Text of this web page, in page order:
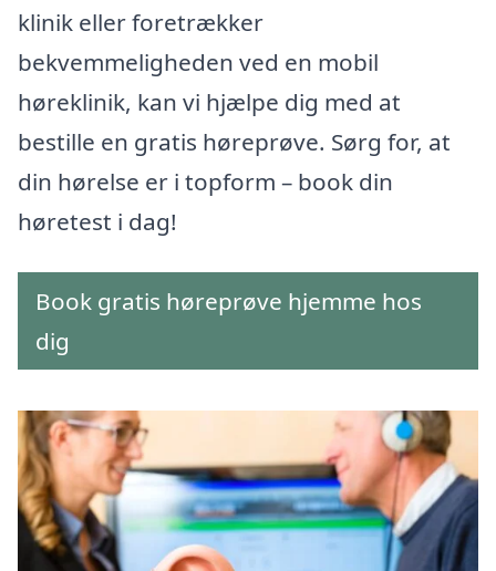
klinik eller foretrækker
bekvemmeligheden ved en mobil
høreklinik, kan vi hjælpe dig med at
bestille en gratis høreprøve. Sørg for, at
din hørelse er i topform – book din
høretest i dag!
Book gratis høreprøve hjemme hos
dig